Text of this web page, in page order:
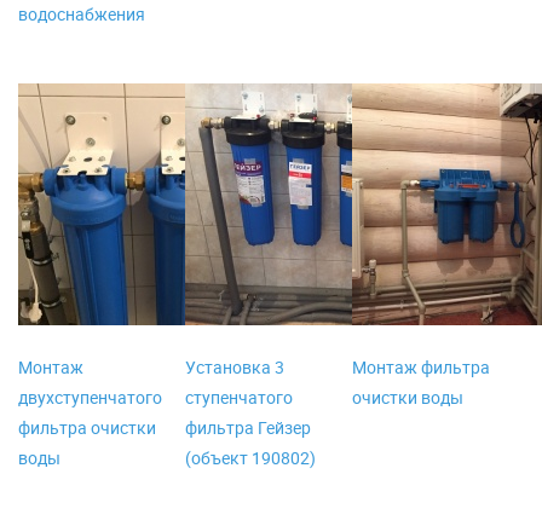
водоснабжения
Монтаж
двухступенчатого
фильтра очистки
воды
Установка 3
ступенчатого
фильтра Гейзер
(объект 190802)
Монтаж фильтра
очистки воды